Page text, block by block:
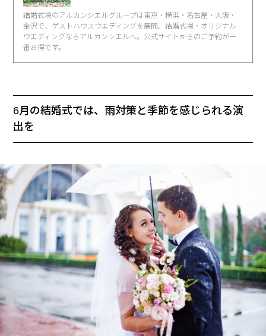
結婚式場のアルカンシエルグループは東京・横浜・名古屋・大阪・
金沢で、ゲストハウスウエディングを展開。結婚式場・オリジナル
ウエディングならアルカンシエルへ。公式サイトからのご予約が一
番お得です。
6月の結婚式では、雨対策と季節を感じられる演
出を